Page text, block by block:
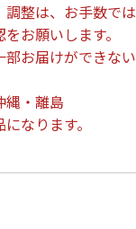
整は、お手数で
お願いします。
お届けができな
縄・離島
なります。